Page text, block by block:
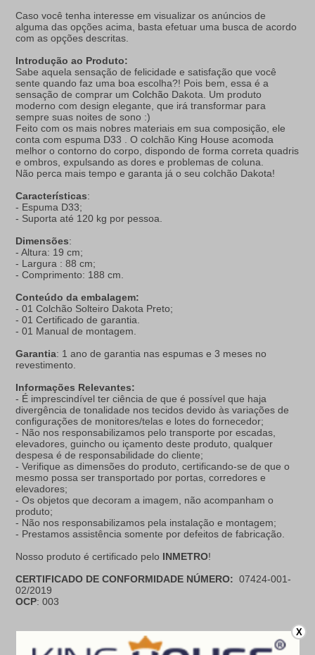
Caso você tenha interesse em visualizar os anúncios de
alguma das opções acima, basta efetuar uma busca de acordo
com as opções descritas.
Introdução ao Produto:
Sabe aquela sensação de felicidade e satisfação que você
sente quando faz uma boa escolha?! Pois bem, essa é a
sensação de comprar umColchão Dakota. Um produto
moderno com design elegante, que irá transformar para
sempre suas noites de sono :)
Feito com os mais nobres materiais em sua composição, ele
conta com espuma D33 . O colchão King House acomoda
melhor o contorno do corpo, dispondo de forma correta quadris
e ombros, expulsando as dores e problemas de coluna.
Não perca mais tempo e garanta já o seu colchão Dakota!
Características:
- Espuma D33;
- Suporta até 120 kg por pessoa.
Dimensões:
- Altura: 19 cm;
- Largura : 88 cm;
- Comprimento: 188 cm.
Conteúdo da embalagem:
- 01 Colchão Solteiro Dakota Preto;
- 01 Certificado de garantia.
- 01 Manual de montagem.
Garantia: 1 ano de garantia nas espumas e 3 meses no
revestimento.
Informações Relevantes:
- É imprescindível ter ciência de que é possível que haja
divergência de tonalidade nos tecidos devido às variações de
configurações de monitores/telas e lotes do fornecedor;
- Não nos responsabilizamos pelo transporte por escadas,
elevadores, guincho ou içamento deste produto, qualquer
despesa é de responsabilidade do cliente;
- Verifique as dimensões do produto, certificando-se de que o
mesmo possa ser transportado por portas, corredores e
elevadores;
- Os objetos que decoram a imagem, não acompanham o
produto;
- Não nos responsabilizamos pela instalação e montagem;
- Prestamos assistência somente por defeitos de fabricação.
Nosso produto é certificado pelo INMETRO!
CERTIFICADO DE CONFORMIDADE NÚMERO: 07424-001-
02/2019
OCP: 003
Especificações do produto X